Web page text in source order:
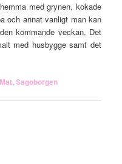
med grynen, kokade
och annat vanligt man kan
kommande veckan. Det
med husbygge samt det
Mat,Sagoborgen